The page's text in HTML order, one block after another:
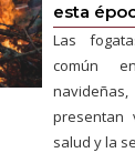
esta
Las
común
presentan
salud y la